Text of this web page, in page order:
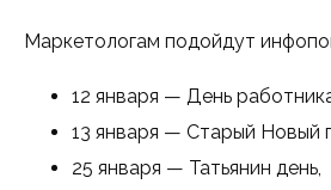
Маркетологам подойдут
12 января — День
13 января — Старый Новый
25 января — Татьянин день,